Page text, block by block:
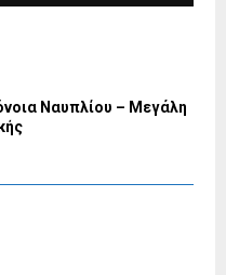
Ναυπλίου – Μεγάλη